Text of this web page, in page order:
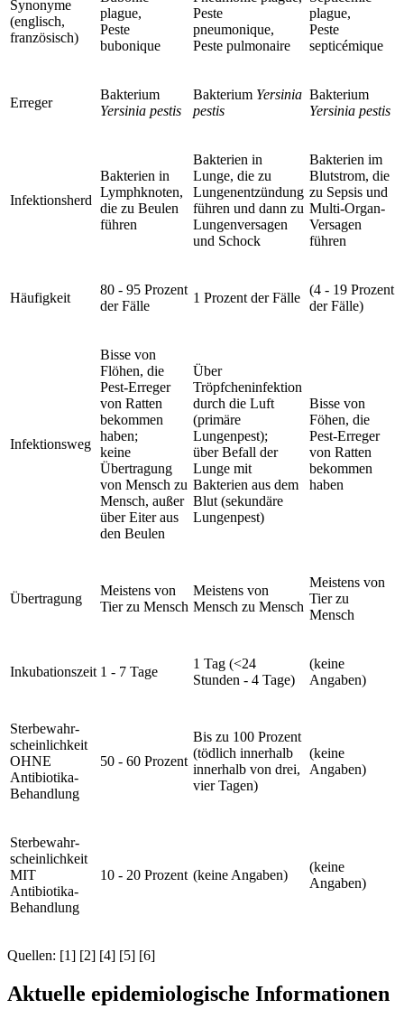
Synonyme
(englisch,
französisch)
plague,
Peste
bubonique
Peste
pneumonique,
Peste pulmonaire
plague,
Peste
septicémique
Erreger
Bakterium
Yersinia pestis
Bakterium Yersinia
pestis
Bakterium
Yersinia pestis
Infektionsherd
Bakterien in
Lymphknoten,
die zu Beulen
führen
Bakterien in
Lunge, die zu
Lungenentzündung
führen und dann zu
Lungenversagen
und Schock
Bakterien im
Blutstrom, die
zu Sepsis und
Multi-Organ-
Versagen
führen
Häufigkeit
80 - 95 Prozent
der Fälle
1 Prozent der Fälle
(4 - 19 Prozent
der Fälle)
Infektionsweg
Bisse von
Flöhen, die
Pest-Erreger
von Ratten
bekommen
haben;
keine
Übertragung
von Mensch zu
Mensch, außer
über Eiter aus
den Beulen
Über
Tröpfcheninfektion
durch die Luft
(primäre
Lungenpest);
über Befall der
Lunge mit
Bakterien aus dem
Blut (sekundäre
Lungenpest)
Bisse von
Föhen, die
Pest-Erreger
von Ratten
bekommen
haben
Übertragung
Meistens von
Tier zu Mensch
Meistens von
Mensch zu Mensch
Meistens von
Tier zu
Mensch
Inkubationszeit 1 - 7 Tage
1 Tag (<24
Stunden - 4 Tage)
(keine
Angaben)
Sterbewahr-
scheinlichkeit
OHNE
Antibiotika-
Behandlung
50 - 60 Prozent
Bis zu 100 Prozent
(tödlich innerhalb
innerhalb von drei,
vier Tagen)
(keine
Angaben)
Sterbewahr-
scheinlichkeit
MIT
Antibiotika-
Behandlung
10 - 20 Prozent (keine Angaben)
(keine
Angaben)
Quellen: [1] [2] [4] [5] [6]
Aktuelle epidemiologische Informationen